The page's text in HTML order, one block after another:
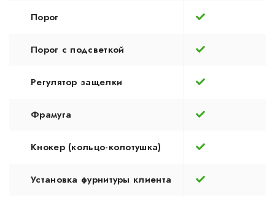
Порог
Порог с подсветкой
Регулятор защелки
Фрамуга
Кнокер (кольцо-колотушка)
Установка фурнитуры клиента